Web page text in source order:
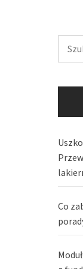
Szukaj:
Co